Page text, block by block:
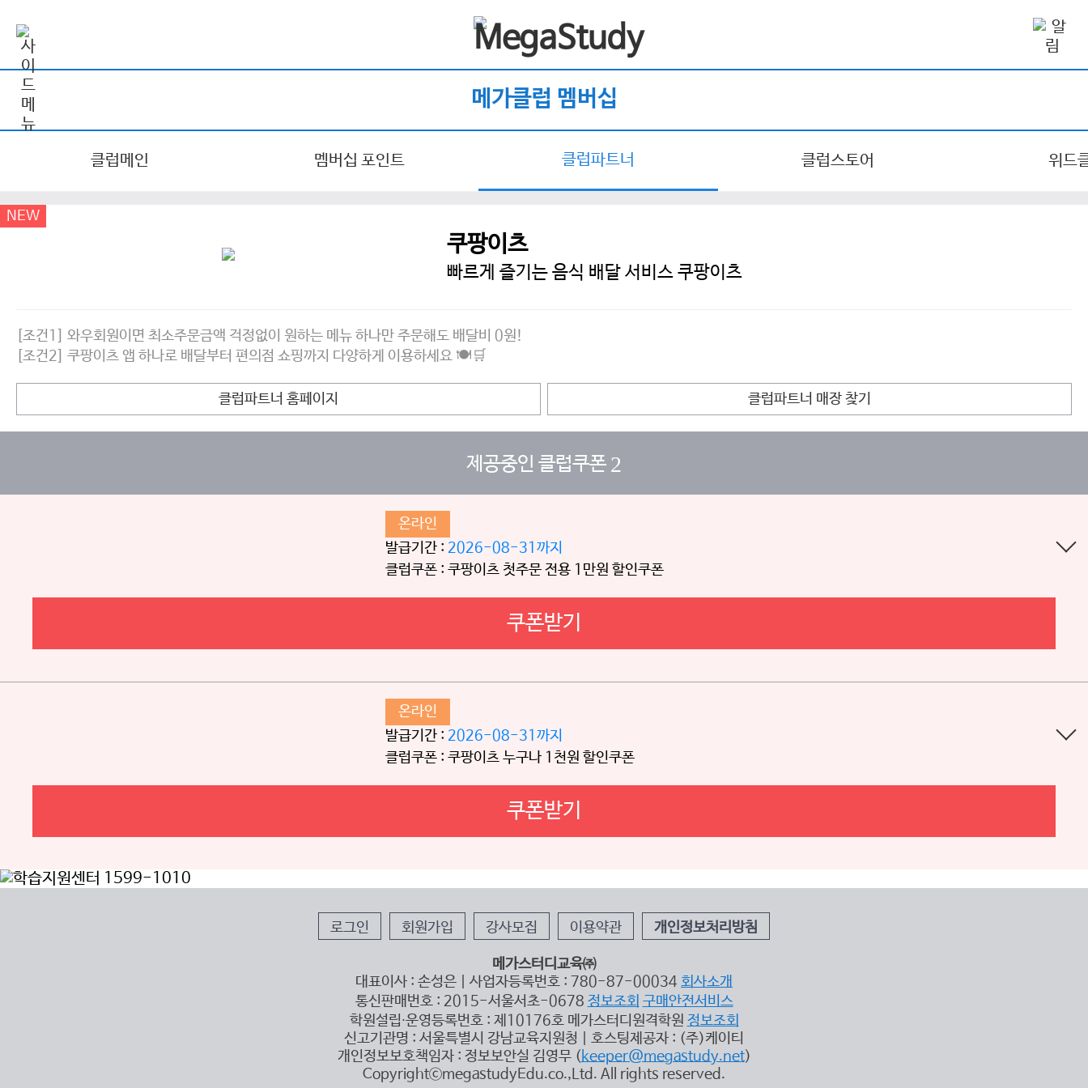
메가클럽 멤버십
클럽메인 멤버십 포인트 클럽파트너 클럽스토어 위드
NEW
쿠팡이츠
빠르게 즐기는 음식 배달 서비스 쿠팡이츠
[조건1] 와우회원이면 최소주문금액 걱정없이 원하는 메뉴 하나만 주문해도 배달비 0원!
[조건2] 쿠팡이츠 앱 하나로 배달부터 편의점 쇼핑까지 다양하게 이용하세요 🍽️🛒
클럽파트너 홈페이지 클럽파트너 매장 찾기
제공중인 클럽쿠폰 2
온라인
발급기간 : 2026-08-31까지
클럽쿠폰 : 쿠팡이츠 첫주문 전용 1만원 할인쿠폰
쿠폰받기
온라인
발급기간 : 2026-08-31까지
클럽쿠폰 : 쿠팡이츠 누구나 1천원 할인쿠폰
쿠폰받기
로그인 회원가입 강사모집 이용약관 개인정보처리방침
메가스터디교육㈜
대표이사 : 손성은 | 사업자등록번호 : 780-87-00034 회사소개
통신판매번호 : 2015-서울서초-0678 정보조회 구매안전서비스
학원설립∙운영등록번호 : 제10176호 메가스터디원격학원 정보조회
신고기관명 : 서울특별시 강남교육지원청 | 호스팅제공자 : (주)케이티
개인정보보호책임자 : 정보보안실 김영무 ( keeper@megastudy.net)
CopyrightⓒmegastudyEdu.co.,Ltd. All rights reserved.